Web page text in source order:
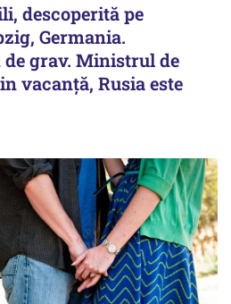
descoperită pe
Germania.
grav. Ministrul de
vacanță, Rusia este